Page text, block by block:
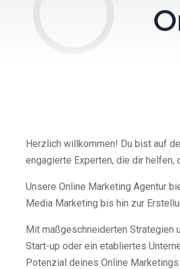
Herzlich willkommen! Du bist auf
engagierte Experten, die dir helfen,
Unsere Online Marketing Agentur
Media Marketing bis hin zur
Mit maßgeschneiderten Strategien
Start-up oder ein etabliertes
Potenzial deines Online